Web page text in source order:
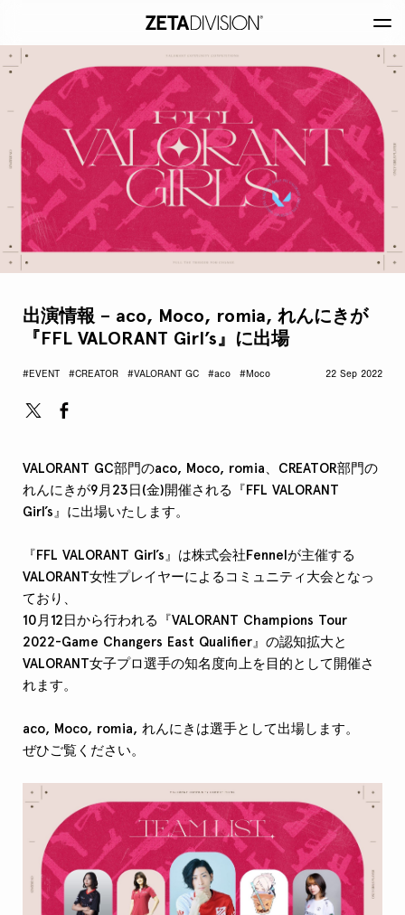
出演情報 – aco, Moco, romia, れんにきが
『FFL VALORANT Girl’s』に出場
#EVENT #CREATOR #VALORANT GC #aco #Moco 22 Sep 2022
VALORANT GC部門のaco, Moco, romia、CREATOR部門の
れんにきが9月23日(金)開催される『FFL VALORANT
Girl’s』に出場いたします。
『FFL VALORANT Girl’s』は株式会社Fennelが主催する
VALORANT女性プレイヤーによるコミュニティ大会となっ
ており、
10月12日から行われる『VALORANT Champions Tour
2022-Game Changers East Qualifier』の認知拡大と
VALORANT女子プロ選手の知名度向上を目的として開催さ
れます。
aco, Moco, romia, れんにきは選手として出場します。
ぜひご覧ください。